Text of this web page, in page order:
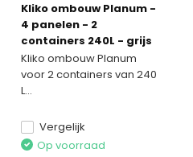
Kliko ombouw Planum -
4 panelen - 2
containers 240L - grijs
mix
Kliko ombouw Planum
voor 2 containers van 240
L...
Vergelijk
Op voorraad